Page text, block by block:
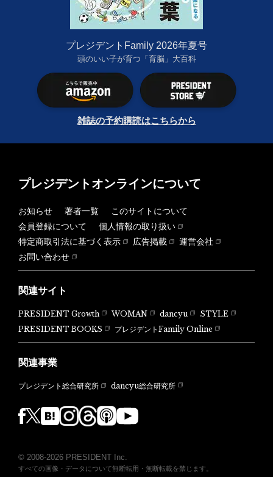
プレジデントFamily 2026年夏号
頭のいい子が育つ「育脳」大百科
雑誌の予約購読はこちらから
プレジデントオンラインについて
お知らせ 著者一覧
このサイトについて
会員登録について
個人情報の取り扱い
特定商取引法に基づく表示
広告掲載
運営会社
お問い合わせ
関連サイト
PRESIDENT Growth WOMAN dancyu
STYLE
PRESIDENT BOOKS
プレジデントFamily Online
関連事業
プレジデント総合研究所 dancyu総合研究所
© 2008-2026 PRESIDENT Inc.
すべての画像・データについて無断転用・無断転載を禁じます。